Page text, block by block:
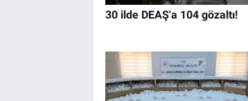
30 ilde DEAŞ'a 104 gözaltı!